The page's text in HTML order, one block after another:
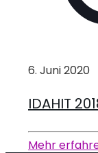
6. Juni 2020
IDAHIT
Mehr